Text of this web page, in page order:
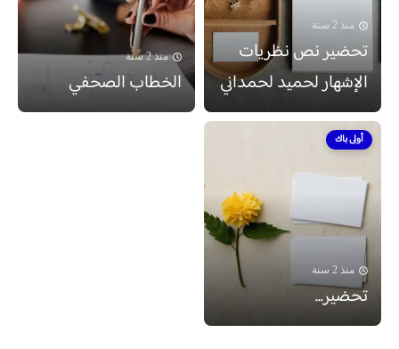
منذ 2 سنة
تحضير نص نظريات
الإشهار لحميد لحمداني
منذ 2 سنة
الخطاب الصحفي
أولى باك
منذ 2 سنة
تحضير...